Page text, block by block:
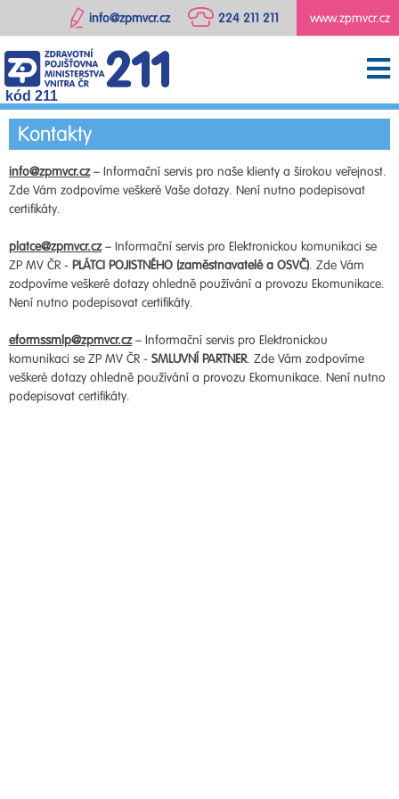
www.zpmvcr.cz
224 211 211
info@zpmvcr.cz
kód 211
Kontakty
info@zpmvcr.cz– Informační servis pro naše klienty a širokou veřejnost.
Zde Vám zodpovíme veškeré Vaše dotazy. Není nutno podepisovat
certifikáty.
platce@zpmvcr.cz– Informační servis pro Elektronickou komunikaci se
ZP MV ČR - PLÁTCI POJISTNÉHO (zaměstnavatelé a OSVČ). Zde Vám
zodpovíme veškeré dotazy ohledně používání a provozu Ekomunikace.
Není nutno podepisovat certifikáty.
eformssmlp@zpmvcr.cz– Informační servis pro Elektronickou
komunikaci se ZP MV ČR - SMLUVNÍ PARTNER. Zde Vám zodpovíme
veškeré dotazy ohledně používání a provozu Ekomunikace. Není nutno
podepisovat certifikáty.